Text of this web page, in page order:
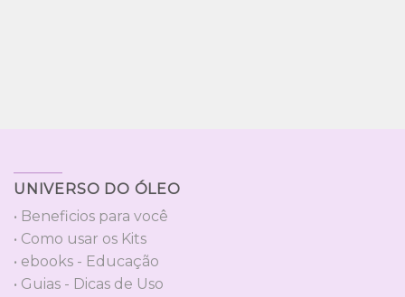
UNIVERSO DO ÓLEO
• Beneficios para você
• Como usar os Kits
• ebooks - Educação
• Guias - Dicas de Uso